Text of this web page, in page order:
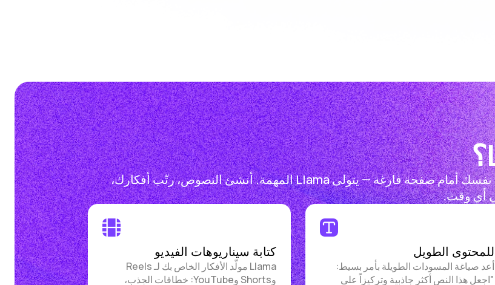
حين تنفد الأفكار، والمواعيد النهائية تقترب، وتجد نفسك أمام صفحة فارغة — يتولى Llama المهمة. أنشئ النصوص، رتّب أفكارك،
للمحتوى الطويل
أعد صياغة المسودات الطويلة بأمر بسيط:
"اجعل هذا النص أكثر جاذبية وتركيزاً على
كتابة سيناريوهات الفيديو
Llama مولّد الأفكار الخاص بك لـ Reels
وShorts وYouTube: خطافات الجذب،